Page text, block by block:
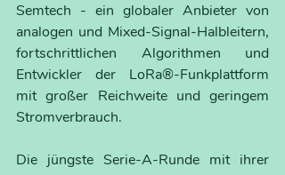
Semtech - ein globaler Anbieter von
analogen und Mixed-Signal-Halbleitern,
fortschrittlichen Algorithmen und
Entwickler der LoRa®-Funkplattform
mit großer Reichweite und geringem
Stromverbrauch.
Die jüngste Serie-A-Runde mit ihrer